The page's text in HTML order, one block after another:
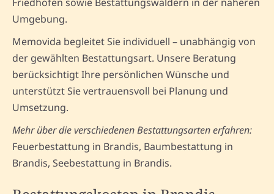
Umgebung.
Memovida begleitet Sie individuell – unabhängig von
der gewählten Bestattungsart. Unsere Beratung
berücksichtigt Ihre persönlichen Wünsche und
unterstützt Sie vertrauensvoll bei Planung und
Umsetzung.
Mehr über die verschiedenen Bestattungsarten erfahren:
Feuerbestattung in Brandis, Baumbestattung in
Brandis, Seebestattung in Brandis.